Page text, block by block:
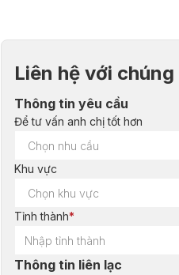
Liên hệ với
Thông tin yêu cầu
Để tư vấn anh chị tốt hơn
Khu vực
Tỉnh thành*
Thông tin liên lạc